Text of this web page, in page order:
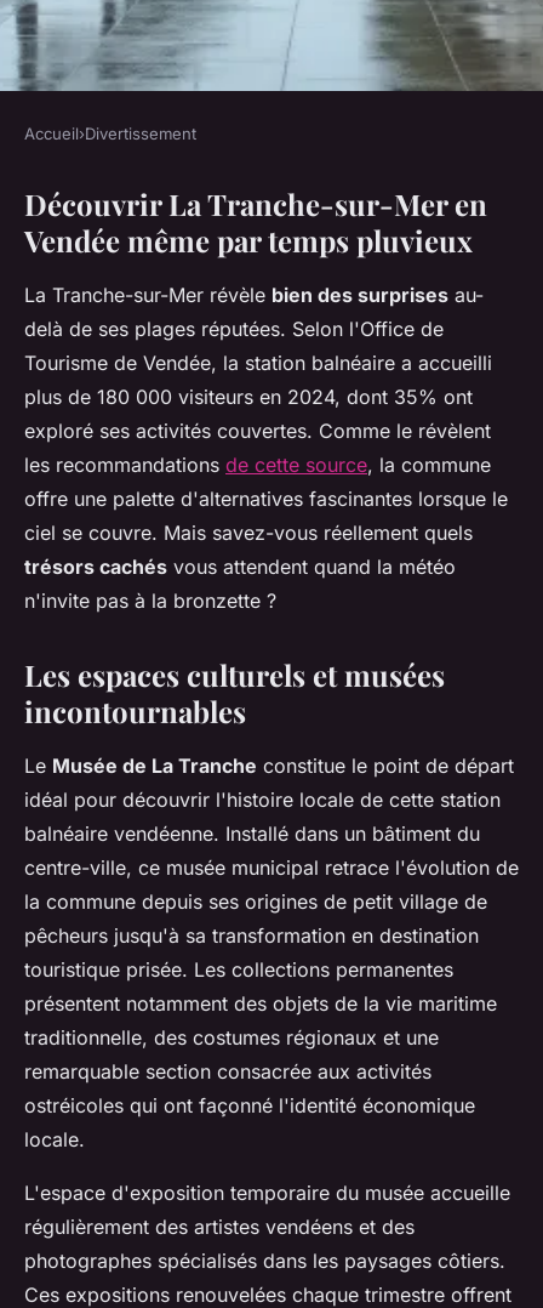
Que faire à la tranche-sur-
mer quand il pleut ?
Claude•16/03/2026 11:37•8 min de lecture
Accueil›Divertissement
Découvrir La Tranche-sur-Mer en
Vendée même par temps pluvieux
La Tranche-sur-Mer révèle bien des surprises au-
delà de ses plages réputées. Selon l'Office de
Tourisme de Vendée, la station balnéaire a accueilli
plus de 180 000 visiteurs en 2024, dont 35% ont
exploré ses activités couvertes. Comme le révèlent
les recommandations de cette source, la commune
offre une palette d'alternatives fascinantes lorsque le
ciel se couvre. Mais savez-vous réellement quels
trésors cachés vous attendent quand la météo
n'invite pas à la bronzette ?
Les espaces culturels et musées
incontournables
Le Musée de La Tranche constitue le point de départ
idéal pour découvrir l'histoire locale de cette station
balnéaire vendéenne. Installé dans un bâtiment du
centre-ville, ce musée municipal retrace l'évolution de
la commune depuis ses origines de petit village de
pêcheurs jusqu'à sa transformation en destination
touristique prisée. Les collections permanentes
présentent notamment des objets de la vie maritime
traditionnelle, des costumes régionaux et une
remarquable section consacrée aux activités
ostréicoles qui ont façonné l'identité économique
locale.
L'espace d'exposition temporaire du musée accueille
régulièrement des artistes vendéens et des
photographes spécialisés dans les paysages côtiers.
Ces expositions renouvelées chaque trimestre offrent